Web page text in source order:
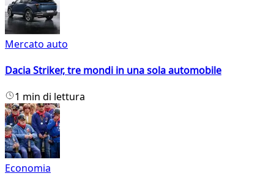
Mercato auto
Dacia Striker, tre mondi in una sola automobile
1 min di lettura
Economia